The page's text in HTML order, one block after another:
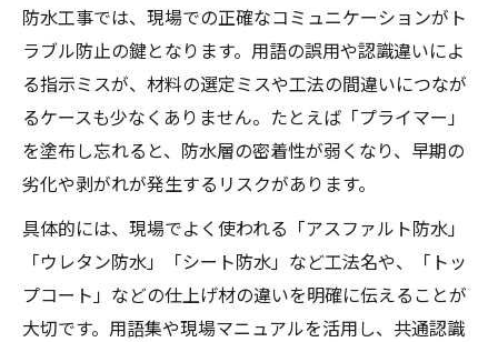
防水工事では、現場での正確なコミュニケーションがト
ラブル防止の鍵となります。用語の誤用や認識違いによ
る指示ミスが、材料の選定ミスや工法の間違いにつなが
るケースも少なくありません。たとえば「プライマー」
を塗布し忘れると、防水層の密着性が弱くなり、早期の
劣化や剥がれが発生するリスクがあります。
具体的には、現場でよく使われる「アスファルト防水」
「ウレタン防水」「シート防水」など工法名や、「トッ
プコート」などの仕上げ材の違いを明確に伝えることが
大切です。用語集や現場マニュアルを活用し、共通認識